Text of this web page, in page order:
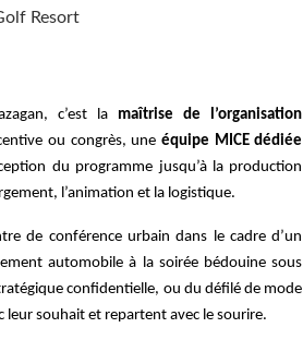
Resort
c’est la maîtrise de l’organisation
ou congrès, uneéquipe MICE dédiée
du programme jusqu’à la production
l’animation et la logistique.
de conférence urbain dans le cadre d’un
automobile à la soirée bédouine sous
confidentielle, ou du défilé de mode
leur souhait et repartent avec le sourire.